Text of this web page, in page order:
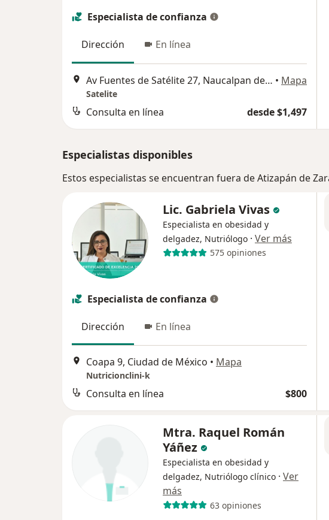
Especialista de confianza
Dirección En línea
Av Fuentes de Satélite 27, Naucalpan de Juárez • Mapa
Satelite
Consulta en línea desde $1,497
Especialistas disponibles
Estos especialistas se encuentran fuera de Atizapán de
Lic. Gabriela Vivas
Especialista en obesidad y
delgadez, Nutriólogo · Ver más
575 opiniones
Especialista de confianza
Dirección En línea
Coapa 9, Ciudad de México • Mapa
Nutricionclini-k
Consulta en línea $800
Mtra. Raquel Román
Yáñez
Especialista en obesidad y
delgadez, Nutriólogo clínico · Ver
más
63 opiniones